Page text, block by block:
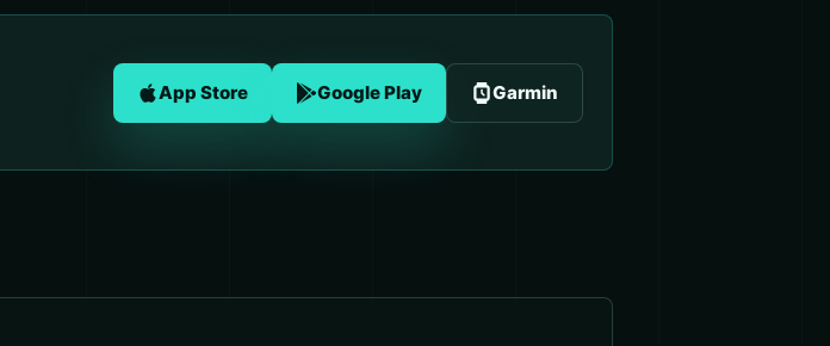
App Store Google Play Garmin